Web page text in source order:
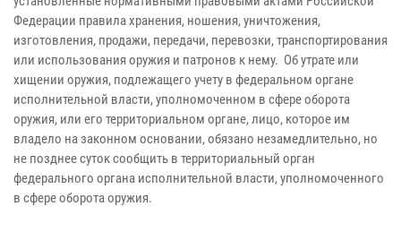
Федерации правила хранения, ношения, уничтожения,
изготовления, продажи, передачи, перевозки, транспортирования
или использования оружия и патронов к нему. Об утрате или
хищении оружия, подлежащего учету в федеральном органе
исполнительной власти, уполномоченном в сфере оборота
оружия, или его территориальном органе, лицо, которое им
владело на законном основании, обязано незамедлительно, но
не позднее суток сообщить в территориальный орган
федерального органа исполнительной власти, уполномоченного
в сфере оборота оружия.